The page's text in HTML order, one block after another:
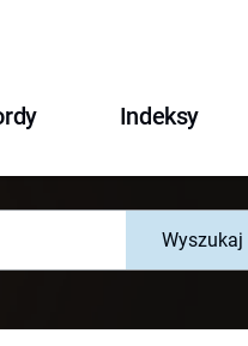
Indeksy
Wyszukaj